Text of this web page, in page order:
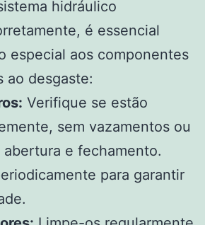
hidráulico
é essencial
especial aos componentes
ao desgaste:
Verifique se estão
sem vazamentos ou
e fechamento.
para garantir